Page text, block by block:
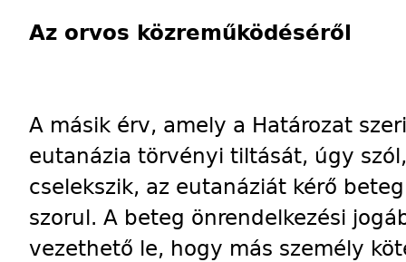
Az orvos közreműködéséről
A másik érv, amely a Határozat
eutanázia törvényi tiltását, úgy
cselekszik, az eutanáziát kérő
szorul. A beteg önrendelkezési
vezethető le, hogy más személy